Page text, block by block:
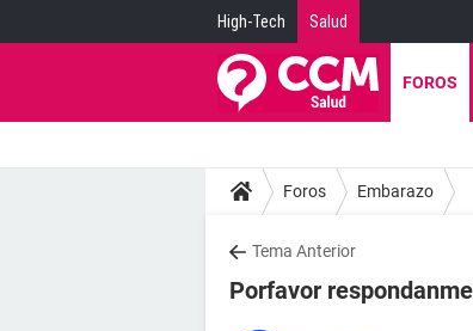
High-Tech Salud
FOROS
Foros Embarazo
Tema Anterior
Porfavor